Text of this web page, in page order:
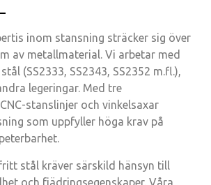
inom stansning sträcker sig över
av metallmaterial. Vi arbetar med
(SS2333, SS2343, SS2352 m.fl.),
legeringar. Med tre
stanslinjer och vinkelsaxar
som uppfyller höga krav på
stål kräver särskild hänsyn till
och fjädringsegenskaper. Våra